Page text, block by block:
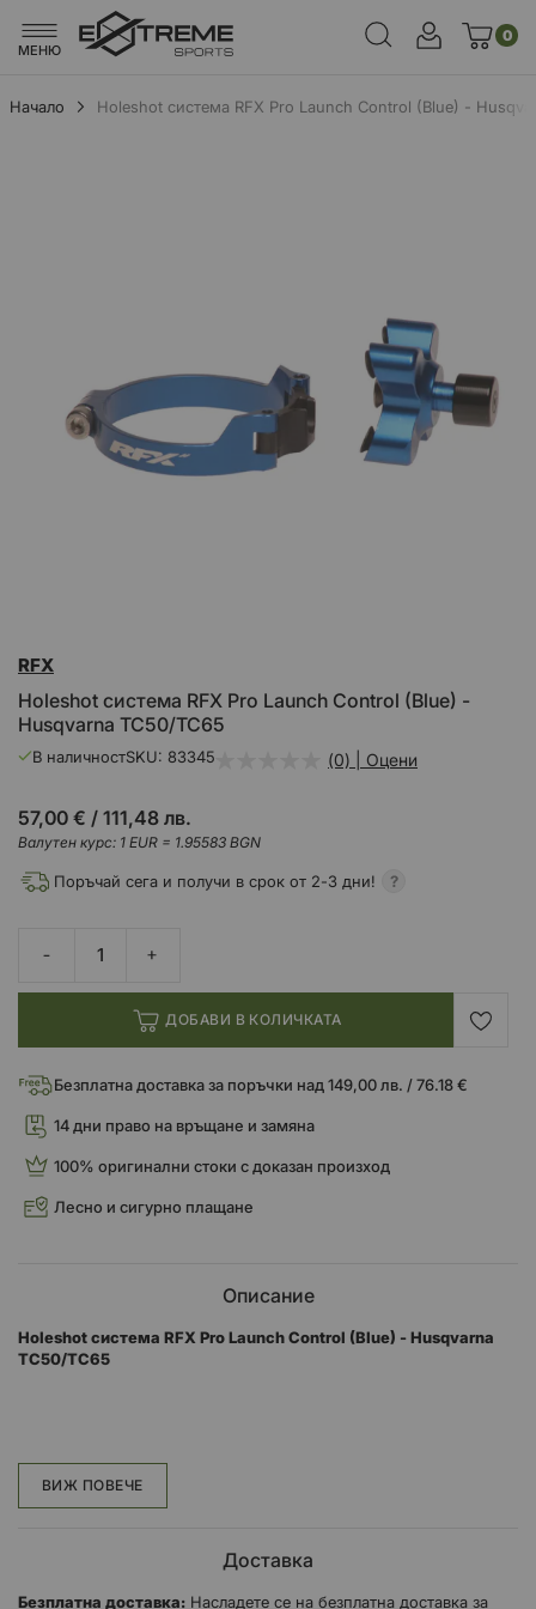
МЕНЮ
0
Начало
Holeshot система RFX Pro Launch Control (Blue) -
към
на
галерия
със
Holeshot система RFX Pro Launch Control (Blue) -
Husqvarna TC50/TC65
RFX
В наличностSKU 83345 (0) | Оцени
57,00 € / 111,48 лв.
Валутен курс: 1 EUR = 1.95583 BGN
Поръчай сега и получи в срок от 2-3 дни!
ДОБАВИ В КОЛИЧКАТА
Безплатна доставка за поръчки над 149,00 лв. / 76.18 €
14 дни право на връщане и замяна
100% оригинални стоки с доказан произход
Лесно и сигурно плащане
Описание
Holeshot система RFX Pro Launch Control (Blue) - Husqvarna
TC50/TC65
опит, ние сме съчетали качествени проекти, превъзходни
ВИЖ ПОВЕЧЕ
Доставка
Безплатна доставка: Насладете се на безплатна доставка за